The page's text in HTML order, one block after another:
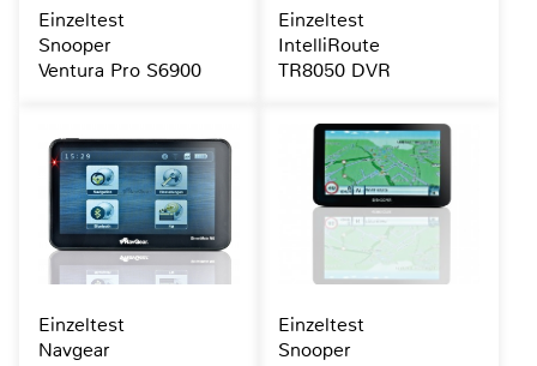
Einzeltest
Snooper
Ventura Pro S6900
Einzeltest
IntelliRoute
TR8050 DVR
Einzeltest
Navgear
Einzeltest
Snooper